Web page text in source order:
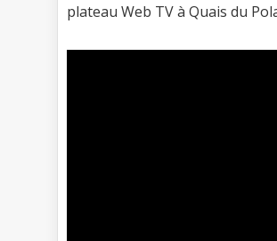
plateau Web TV à Quais du